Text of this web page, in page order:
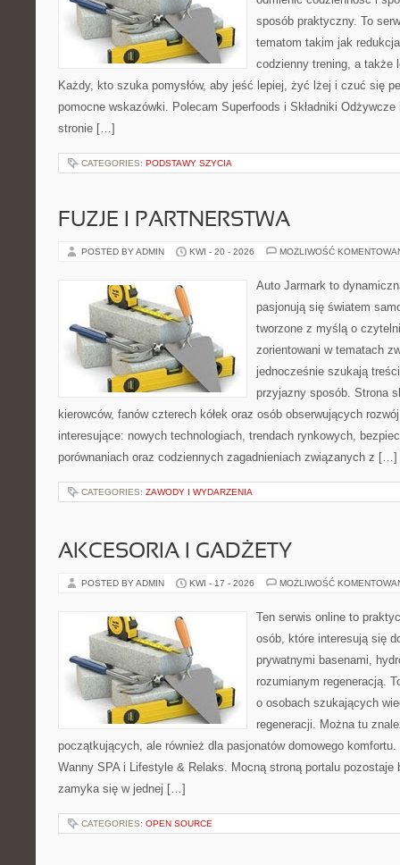
sposób praktyczny. To
tematom takim jak
codzienny trening, a także
Każdy, kto szuka pomysłów, aby jeść lepiej, żyć lżej i czuć się
pomocne wskazówki. Polecam Superfoods i Składniki
stronie […]
CATEGORIES: PODSTAWY SZYCIA
FUZJE I PARTNERSTWA
POSTED BY ADMIN KWI - 20 - 2026 MOŻLIWOŚĆ
Auto Jarmark to
pasjonują się światem
tworzone z myślą o
zorientowani w tematach
jednocześnie szukają
przyjazny sposób. Strona
kierowców, fanów czterech kółek oraz osób obserwujących
interesujące: nowych technologiach, trendach rynkowych,
porównaniach oraz codziennych zagadnieniach związanych z […]
CATEGORIES: ZAWODY I WYDARZENIA
AKCESORIA I GADŻETY
POSTED BY ADMIN KWI - 17 - 2026 MOŻLIWOŚĆ
Ten serwis online to
osób, które interesują się
prywatnymi basenami,
rozumianym regeneracją.
o osobach szukających
regeneracji. Można tu
początkujących, ale również dla pasjonatów domowego
Wanny SPA i Lifestyle & Relaks. Mocną stroną portalu pozostaje
zamyka się w jednej […]
CATEGORIES: OPEN SOURCE